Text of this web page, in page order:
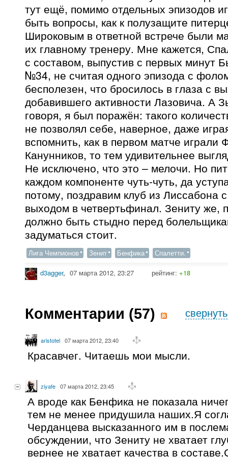
тут ещё, помимо отдельных эпизодов
быть вопросы, как к полузащите
Широковым в ответной встрече были
их главному тренеру. Мне кажется,
с составом, выпустив с первых минут
№34, не считая одного эпизода с
бесполезен, что бросилось в глаза с
добавившего активности Лазовича. А
говоря, я был поражён: такого
не позволял себе, наверное, даже
вспомнить, как в первом матче играли
Канунников, то тем удивительнее
Не исключено, что это – мелочи. Но
каждом компоненте чуть-чуть, да
потому, поздравим клуб из Лиссабона
выходом в четвертьфинал. Зениту же,
должно быть стыдно перед
задуматься стоит.
Лига Чемпионов Зенит Бенфика Спалетти.
d3agger, 07 марта 2012, 23:27 рейтинг: +18
Комментарии (57) свернуть
aristotel 07 марта 2012, 23:40
Красавчег. Читаешь мои мысли.
ziyafe 07 марта 2012, 23:45
А вроде как Бенфика не показала
тем не менее придушила наших.Я
Черданцева высказанного им в
обсуждении, что Зениту не хватает
вернее не хватает качества в